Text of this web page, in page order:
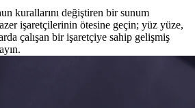
kurallarını değiştiren bir sunum
işaretçilerinin ötesine geçin; yüz yüze,
çalışan bir işaretçiye sahip gelişmiş